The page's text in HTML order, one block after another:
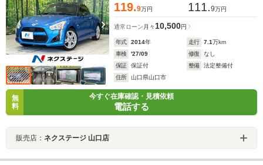
119.9万円 111.9万円
通常ローン 月々10,500円
年式 2014年 走行 7.1万km
車検
'27/09 修復
なし
保証
保証付 整備
法定整備付
住所
山口県山口市
無
料
今すぐ在庫確認・見積依頼
電話する
販売店： ネクステージ 山口店